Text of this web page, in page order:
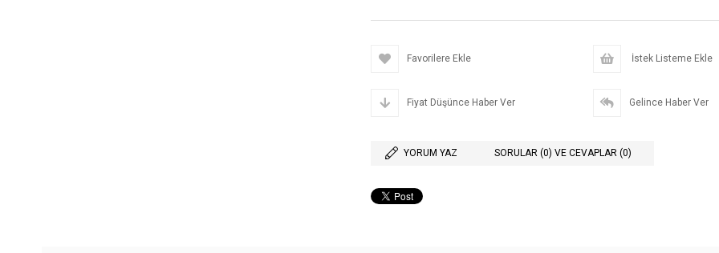
Favorilere Ekle İstek Listeme Ekle
Fiyat Düşünce Haber Ver Gelince Haber Ver
YORUM YAZ SORULAR (0) VE CEVAPLAR (0)